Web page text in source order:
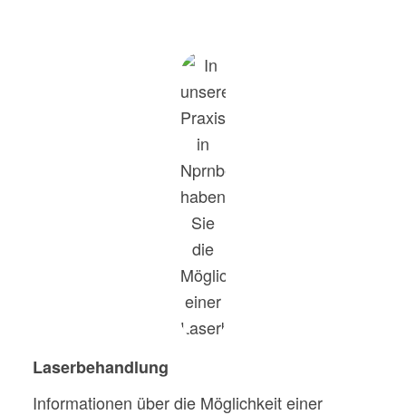
Laserbehandlung
Informationen über die Möglichkeit einer